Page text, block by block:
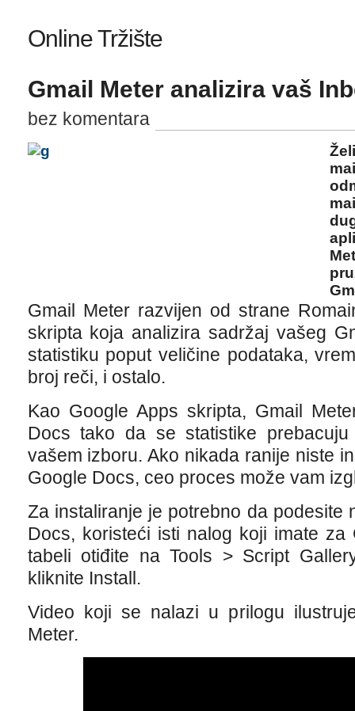
Online Tržište
Gmail Meter analizira vaš
bez komentara
Gmail Meter razvijen od strane
skripta koja analizira sadržaj vašeg
statistiku poput veličine podataka,
broj reči, i ostalo.
Kao Google Apps skripta, Gmail
Docs tako da se statistike
vašem izboru. Ako nikada ranije niste
Google Docs, ceo proces može vam
Za instaliranje je potrebno da podesite
Docs, koristeći isti nalog koji imate za
tabeli otiđite na Tools > Script
kliknite Install.
Video koji se nalazi u prilogu
Meter.